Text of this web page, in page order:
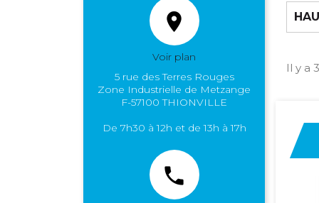

Voir plan
5 rue des Terres Rouges
Zone Industrielle de Metzange
F-57100 THIONVILLE
De 7h30 à 12h et de 13h à 17h

Il y a